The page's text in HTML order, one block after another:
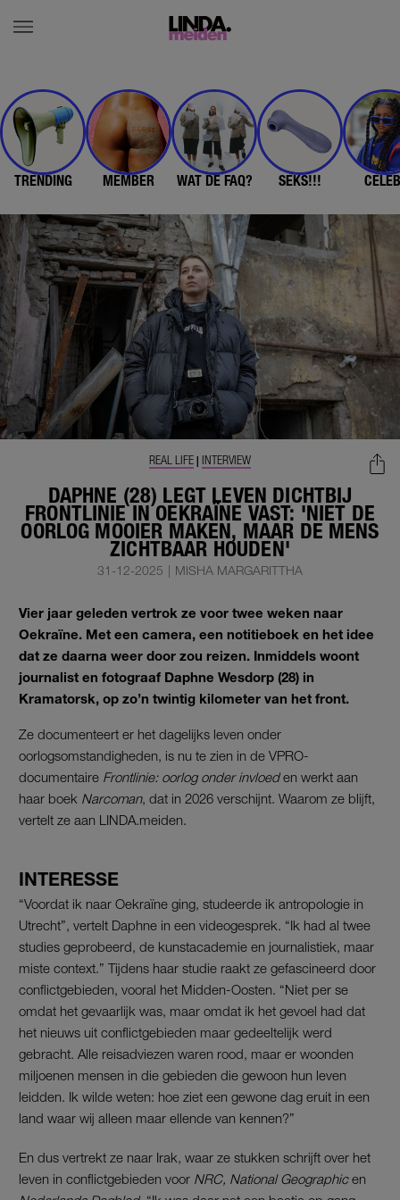
TRENDING MEMBER WAT DE FAQ? SEKS!!!
DAPHNE (28) LEGT LEVEN DICHTBIJ
FRONTLINIE IN OEKRAÏNE VAST: 'NIET DE
OORLOG MOOIER MAKEN, MAAR DE MENS
ZICHTBAAR HOUDEN'
REAL LIFE | INTERVIEW
31-12-2025 | MISHA MARGARITTHA
Vier jaar geleden vertrok ze voor twee weken naar
Oekraïne. Met een camera, een notitieboek en het idee
dat ze daarna weer door zou reizen. Inmiddels woont
journalist en fotograaf Daphne Wesdorp (28) in
Kramatorsk, op zo’n twintig kilometer van het front.
Ze documenteert er het dagelijks leven onder
oorlogsomstandigheden, is nu te zien in de VPRO-
documentaire Frontlinie: oorlog onder invloeden werkt aan
haar boek Narcoman, dat in 2026 verschijnt. Waarom ze blijft,
vertelt ze aan LINDA.meiden.
INTERESSE
“Voordat ik naar Oekraïne ging, studeerde ik antropologie in
Utrecht”, vertelt Daphne in een videogesprek. “Ik had al twee
studies geprobeerd, de kunstacademie en journalistiek, maar
miste context.” Tijdens haar studie raakt ze gefascineerd door
conflictgebieden, vooral het Midden-Oosten. “Niet per se
omdat het gevaarlijk was, maar omdat ik het gevoel had dat
het nieuws uit conflictgebieden maar gedeeltelijk werd
gebracht. Alle reisadviezen waren rood, maar er woonden
miljoenen mensen in die gebieden die gewoon hun leven
leidden. Ik wilde weten: hoe ziet een gewone dag eruit in een
land waar wij alleen maar ellende van kennen?”
En dus vertrekt ze naar Irak, waar ze stukken schrijft over het
leven in conflictgebieden voor NRC, National Geographicen